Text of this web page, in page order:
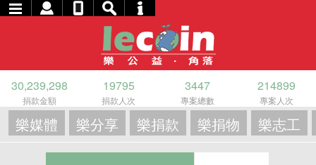
30,239,298
捐款金額
19795
捐款人次
3447
專案總數
214899
專案人次
樂媒體 樂分享 樂捐款 樂捐物 樂志工